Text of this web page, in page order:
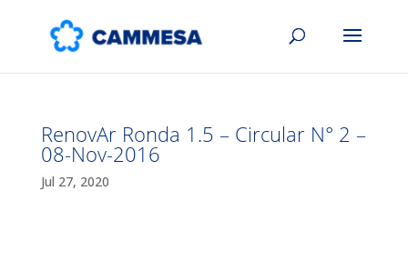
RenovAr Ronda 1.5 – Circular N° 2 –
08-Nov-2016
Jul 27, 2020